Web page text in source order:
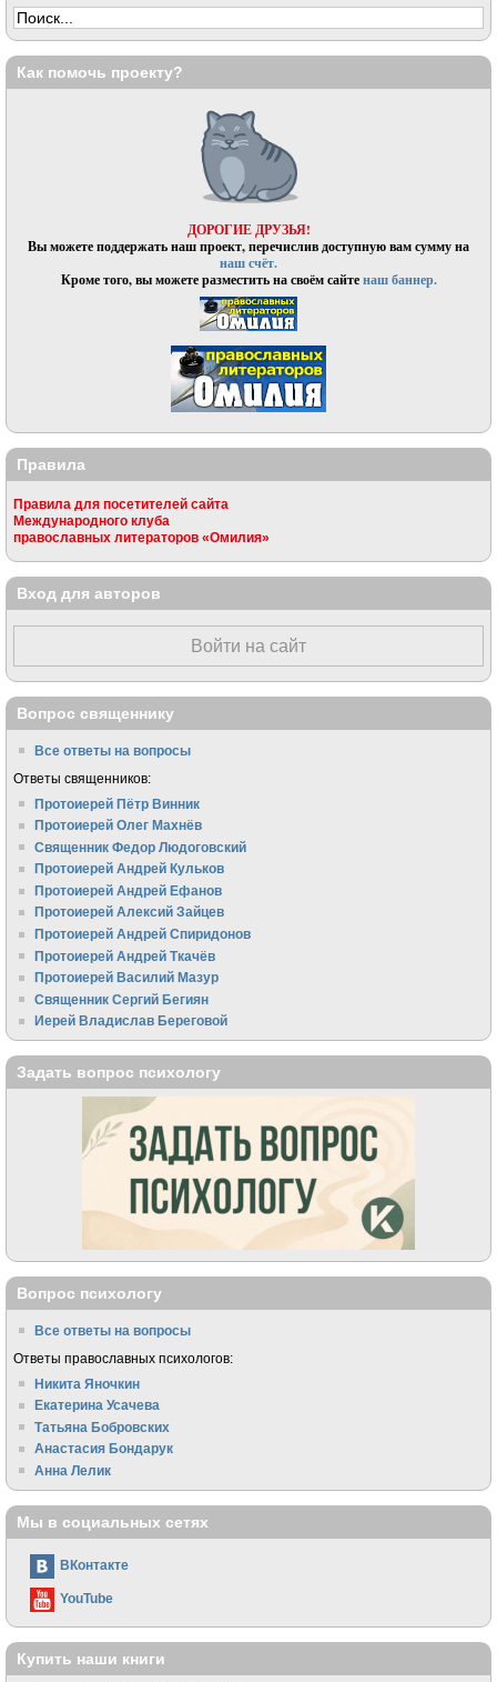
Как помочь проекту?
ДОРОГИЕ ДРУЗЬЯ!
Вы можете поддержать наш проект, перечислив доступную вам сумму на
наш счёт.
Кроме того, вы можете разместить на своём сайтенаш баннер.
Правила
Правила для посетителей сайта
Международного клуба
православных литераторов «Омилия»
Вход для авторов
Войти на сайт
Вопрос священнику
Все ответы на вопросы
Ответы священников:
Протоиерей Пётр Винник
Протоиерей Олег Махнёв
Священник Федор Людоговский
Протоиерей Андрей Кульков
Протоиерей Андрей Ефанов
Протоиерей Алексий Зайцев
Протоиерей Андрей Спиридонов
Протоиерей Андрей Ткачёв
Протоиерей Василий Мазур
Священник Сергий Бегиян
Иерей Владислав Береговой
Задать вопрос психологу
Вопрос психологу
Все ответы на вопросы
Ответы православных психологов:
Никита Яночкин
Екатерина Усачева
Татьяна Бобровских
Анастасия Бондарук
Анна Лелик
Мы в социальных сетях
ВКонтакте
YouTube
Купить наши книги